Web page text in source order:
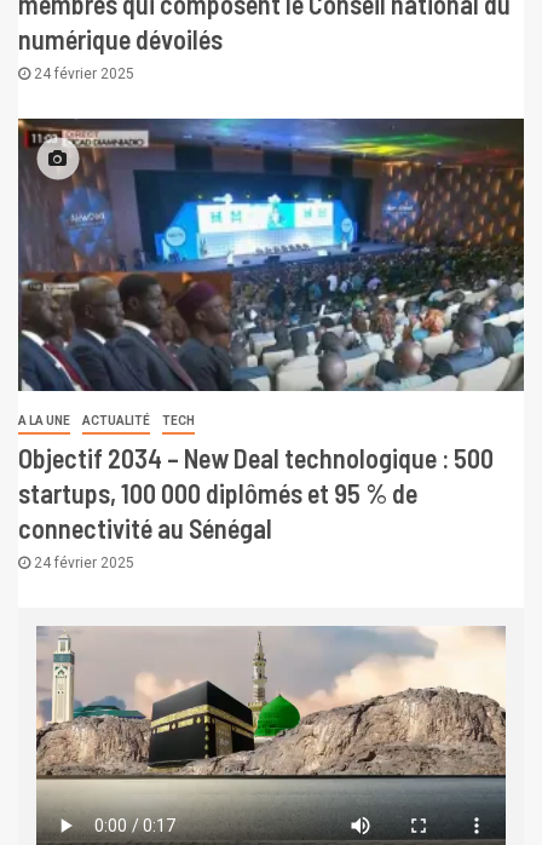
numérique dévoilés
24 février 2025
A LA UNE ACTUALITÉ TECH
Objectif 2034 – New Deal technologique : 500
startups, 100 000 diplômés et 95 % de
connectivité au Sénégal
24 février 2025